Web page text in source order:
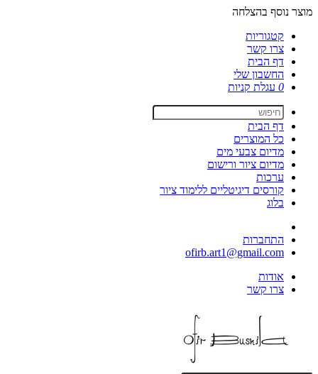
מוצר נוסף בהצלחה
קטגוריות
צרו קשר
דף הבית
החשבון שלי
0 עגלת קניות
דף הבית
כל המוצרים
מדיום צבעי מים
מדיום ציור ורישום
ערכות
קורסים דיגיטליים ללימוד ציור
בלוג
התחברות
ofirb.art1@gmail.com
אודות
צרו קשר